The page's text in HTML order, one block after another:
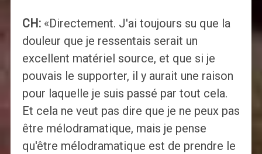
CH:«Directement. J'ai toujours su que la
douleur que je ressentais serait un
excellent matériel source, et que si je
pouvais le supporter, il y aurait une raison
pour laquelle je suis passé par tout cela.
Et cela ne veut pas dire que je ne peux pas
être mélodramatique, mais je pense
qu'être mélodramatique est de prendre le